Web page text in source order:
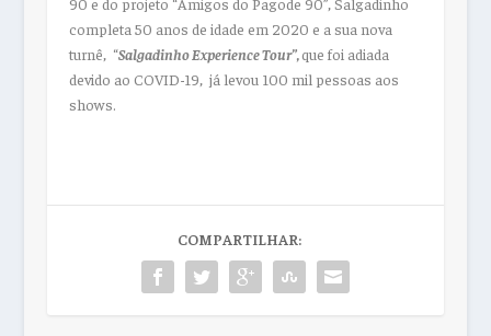
completa 50 anos de idade em 2020 e a sua nova
turnê, “Salgadinho Experience Tour”, que foi adiada
devido ao COVID-19, já levou 100 mil pessoas aos
shows.
COMPARTILHAR: